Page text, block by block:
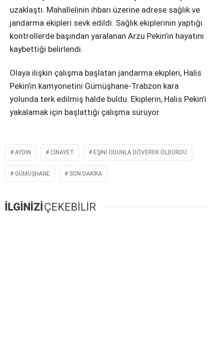
uzaklaştı. Mahallelinin ihbarı üzerine adrese sağlık ve
jandarma ekipleri sevk edildi. Sağlık ekiplerinin yaptığı
kontrollerde başından yaralanan Arzu Pekin’in hayatını
kaybettiği belirlendi.
Olaya ilişkin çalışma başlatan jandarma ekipleri, Halis
Pekin’in kamyonetini Gümüşhane-Trabzon kara
yolunda terk edilmiş halde buldu. Ekiplerin, Halis Pekin’i
yakalamak için başlattığı çalışma sürüyor.
AYDIN CINAYET EŞINI ODUNLA DÖVEREK ÖLDÜRDÜ
GÜMÜŞHANE SON DAKIKA
İLGİNİZİÇEKEBİLİR